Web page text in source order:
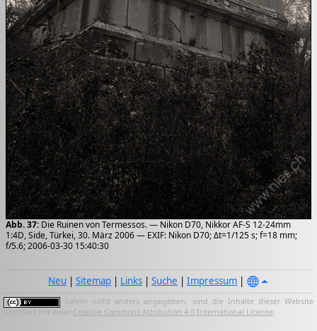
Abb. 37: Die Ruinen von Termessos. — Nikon D70, Nikkor AF-S 12-24mm
1:4D, Side, Türkei, 30. März 2006 — EXIF: Nikon D70; Δt=1/125 s; f=18 mm;
f/5.6; 2006-03-30 15:40:30
Neu |Sitemap | Links |Suche |Impressum |
Sofern nicht anders angegeben, sind die Inhalte dieser Website
lizenziert mit einer Creative Commons Attribution 4.0 International License.